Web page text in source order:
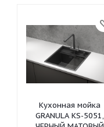
Кухонная мойка
GRANULA KS-5051,